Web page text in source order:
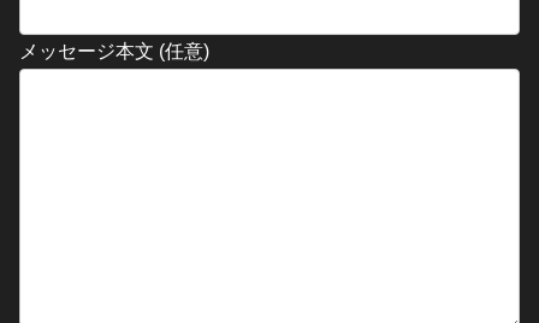
メッセージ本文 (任意)